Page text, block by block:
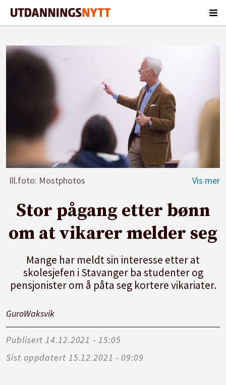
Ill.foto: Mostphotos
Stor pågang etter bønn
om at vikarer melder seg
Mange har meldt sin interesse etter at
skolesjefen i Stavanger ba studenter og
pensjonister om å påta seg kortere vikariater.
GuroWaksvik
Publisert
14.12.2021 - 15:05
Sist oppdatert
15.12.2021 - 09:09